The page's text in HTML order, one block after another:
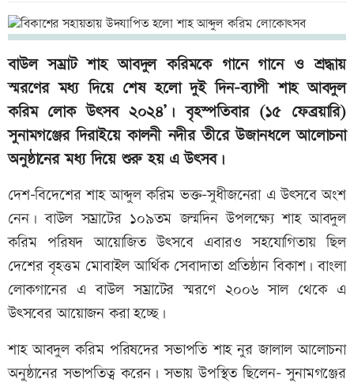
বাউল সম্রাট শাহ আবদুল করিমকে গানে গানে ও শ্রদ্ধায়
স্মরণের মধ্য দিয়ে শেষ হলো দুই দিন-ব্যাপী শাহ আবদুল
করিম লোক উৎসব ২০২৪’। বৃহস্পতিবার (১৫ ফেব্রয়ারি)
সুনামগঞ্জের দিরাইয়ে কালনী নদীর তীরে উজানধলে আলোচনা
অনুষ্ঠানের মধ্য দিয়ে শুরু হয় এ উৎসব।
দেশ-বিদেশের শাহ আব্দুল করিম ভক্ত-সুধীজনেরা এ উৎসবে অংশ
নেন। বাউল সম্রাটের ১০৯তম জন্মদিন উপলক্ষ্যে শাহ আবদুল
করিম পরিষদ আয়োজিত উৎসবে এবারও সহযোগিতায় ছিল
দেশের বৃহত্তম মোবাইল আর্থিক সেবাদাতা প্রতিষ্ঠান বিকাশ। বাংলা
লোকগানের এ বাউল সম্রাটের স্মরণে ২০০৬ সাল থেকে এ
উৎসবের আয়োজন করা হচ্ছে।
শাহ আবদুল করিম পরিষদের সভাপতি শাহ নুর জালাল আলোচনা
অনুষ্ঠানের সভাপতিত্ব করেন। সভায় উপস্থিত ছিলেন- সুনামগঞ্জের